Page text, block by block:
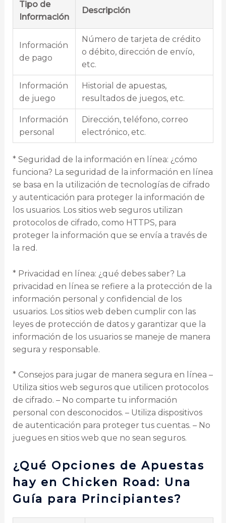
Tipo de
Información
Descripción
Información
de pago
Número de tarjeta de crédito
o débito, dirección de envío,
etc.
Información
de juego
Historial de apuestas,
resultados de juegos, etc.
Información
personal
Dirección, teléfono, correo
electrónico, etc.
* Seguridad de la información en línea: ¿cómo
funciona? La seguridad de la información en línea
se basa en la utilización de tecnologías de cifrado
y autenticación para proteger la información de
los usuarios. Los sitios web seguros utilizan
protocolos de cifrado, como HTTPS, para
proteger la información que se envía a través de
la red.
* Privacidad en línea: ¿qué debes saber? La
privacidad en línea se refiere a la protección de la
información personal y confidencial de los
usuarios. Los sitios web deben cumplir con las
leyes de protección de datos y garantizar que la
información de los usuarios se maneje de manera
segura y responsable.
* Consejos para jugar de manera segura en línea –
Utiliza sitios web seguros que utilicen protocolos
de cifrado. – No comparte tu información
personal con desconocidos. – Utiliza dispositivos
de autenticación para proteger tus cuentas. – No
juegues en sitios web que no sean seguros.
¿Qué Opciones de Apuestas
hay en Chicken Road: Una
Guía para Principiantes?